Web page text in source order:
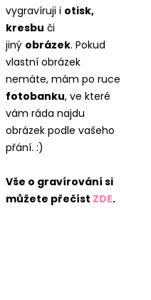
vygravíruji i otisk,
kresbu či
jiný obrázek. Pokud
vlastní obrázek
nemáte, mám po ruce
fotobanku, ve které
vám ráda najdu
obrázek podle vašeho
přání. :)
Vše o gravírování si
můžete přečíst ZDE.